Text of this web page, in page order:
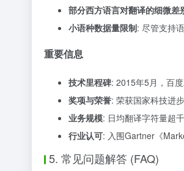
部分西方语言对翻译的细微差
小语种数据量限制: 尽管支持
重要信息
技术里程碑: 2015年5月，百
奖项与荣誉: 荣获国家科技进
业务规模: 日均翻译字符量超
行业认可: 入围Gartner《
5. 常见问题解答 (FAQ)